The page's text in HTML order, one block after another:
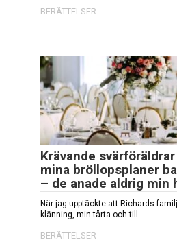
BERÄTTELSER
Krävande
mina bröllopsplaner
– de anade aldrig min
När jag upptäckte att Richards
klänning, min tårta och till
BERÄTTELSER